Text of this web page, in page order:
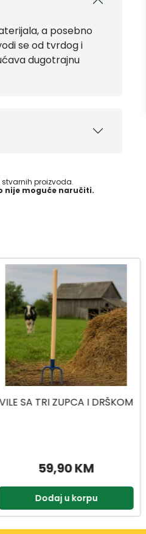
a posebno
se od tvrdog i
dugotrajnu
proizvoda.
nije moguće naručiti.
KOMPLET ZA OŠTRENJE
22,99 KM
Dodaj u korpu